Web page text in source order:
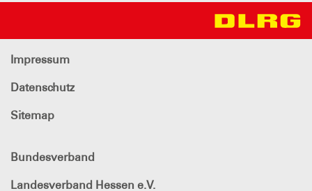
Impressum
Datenschutz
Sitemap
Bundesverband
Landesverband Hessen e.V.